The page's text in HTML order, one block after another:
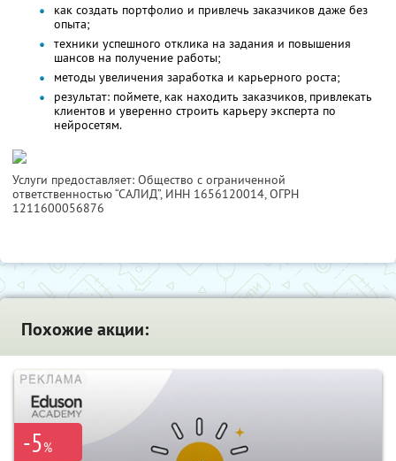
как создать портфолио и привлечь заказчиков даже без
опыта;
техники успешного отклика на задания и повышения
шансов на получение работы;
методы увеличения заработка и карьерного роста;
результат: поймете, как находить заказчиков, привлекать
клиентов и уверенно строить карьеру эксперта по
нейросетям.
Услуги предоставляет: Общество с ограниченной
ответственностью “САЛИД”, ИНН 1656120014, ОГРН
1211600056876
Похожие акции:
-5%